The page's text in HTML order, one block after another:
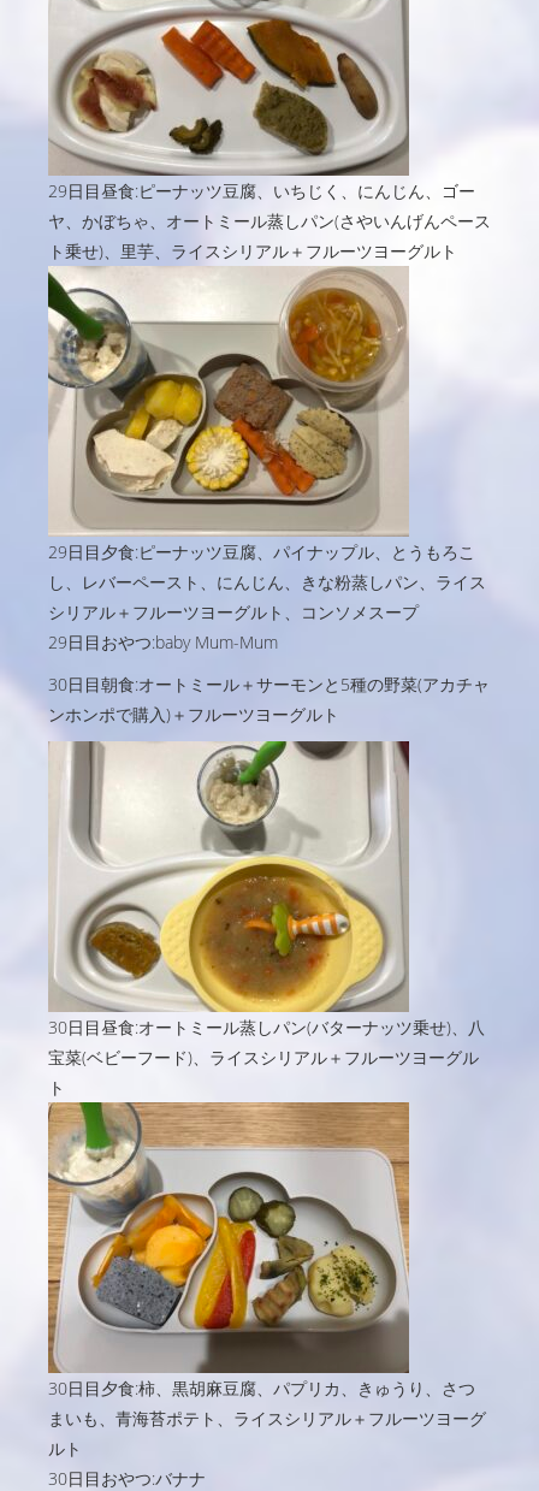
29日目昼食:ピーナッツ豆腐、いちじく、にんじん、ゴー
ヤ、かぼちゃ、オートミール蒸しパン(さやいんげんペース
ト乗せ)、里芋、ライスシリアル＋フルーツヨーグルト
29日目夕食:ピーナッツ豆腐、パイナップル、とうもろこ
し、レバーペースト、にんじん、きな粉蒸しパン、ライス
シリアル＋フルーツヨーグルト、コンソメスープ
29日目おやつ:baby Mum-Mum
30日目朝食:オートミール＋サーモンと5種の野菜(アカチャ
ンホンポで購入)＋フルーツヨーグルト
30日目昼食:オートミール蒸しパン(バターナッツ乗せ)、八
宝菜(ベビーフード)、ライスシリアル＋フルーツヨーグル
ト
30日目夕食:柿、黒胡麻豆腐、パプリカ、きゅうり、さつ
まいも、青海苔ポテト、ライスシリアル＋フルーツヨーグ
ルト
30日目おやつ:バナナ